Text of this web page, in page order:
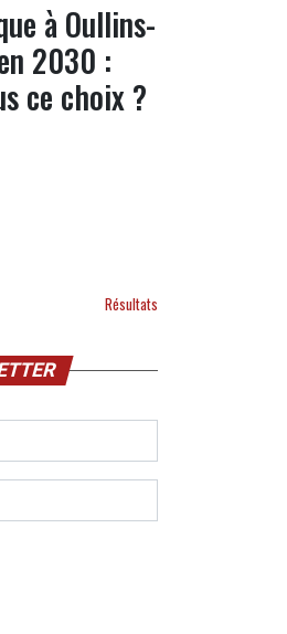
à Oullins-
2030 :
ce choix ?
Résultats